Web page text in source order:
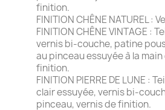
finition.
FINITION CHÊNE NATUREL :
FINITION CHÊNE VINTAGE :
vernis bi-couche, patine
au pinceau essuyée à la
finition.
FINITION PIERRE DE LUNE :
clair essuyée, vernis bi-
pinceau, vernis de finition.